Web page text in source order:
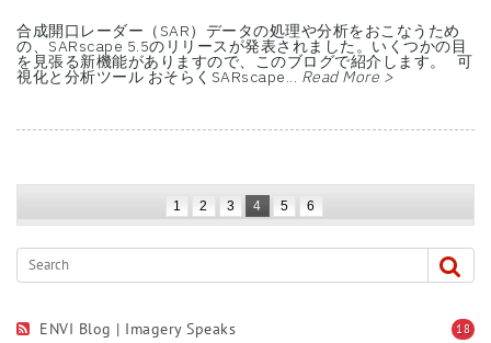
合成開口レーダー（SAR）データの処理や分析をおこなうため
の、SARscape 5.5のリリースが発表されました。いくつかの目
を見張る新機能がありますので、このブログで紹介します。 可
視化と分析ツール おそらくSARscape... Read More >
1 2 3 4 5 6
18
ENVI Blog | Imagery Speaks